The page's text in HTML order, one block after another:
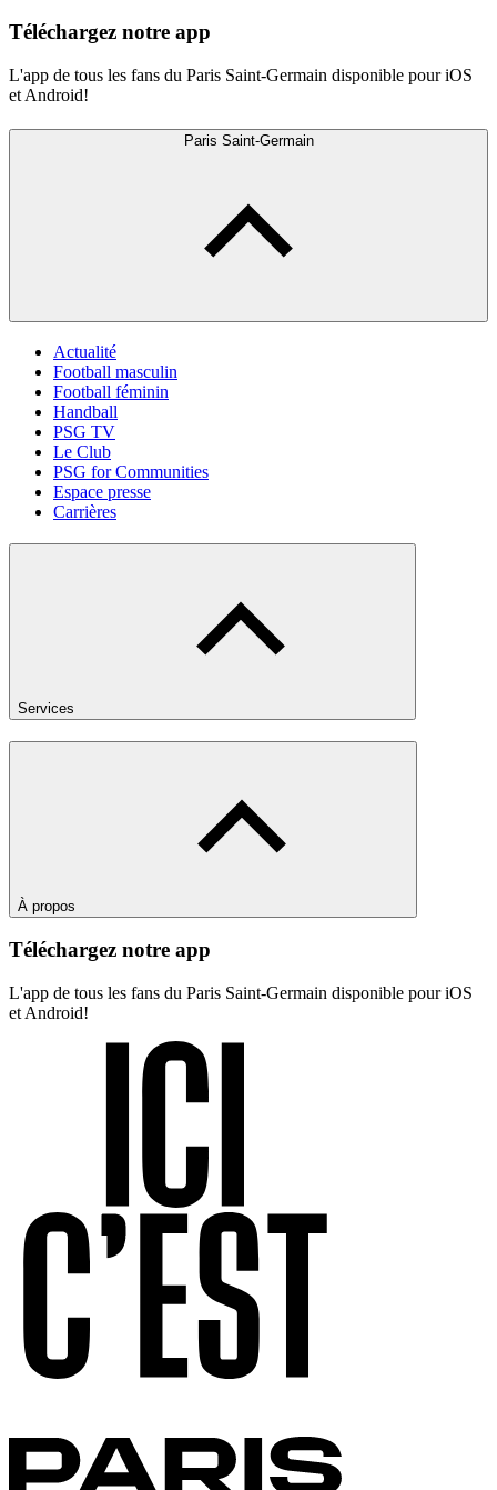
Téléchargez notre app
L'app de tous les fans du Paris Saint-Germain disponible pour iOS
et Android!
Paris Saint-Germain
Actualité
Football masculin
Football féminin
Handball
PSG TV
Le Club
PSG for Communities
Espace presse
Carrières
Services
À propos
Téléchargez notre app
L'app de tous les fans du Paris Saint-Germain disponible pour iOS
et Android!